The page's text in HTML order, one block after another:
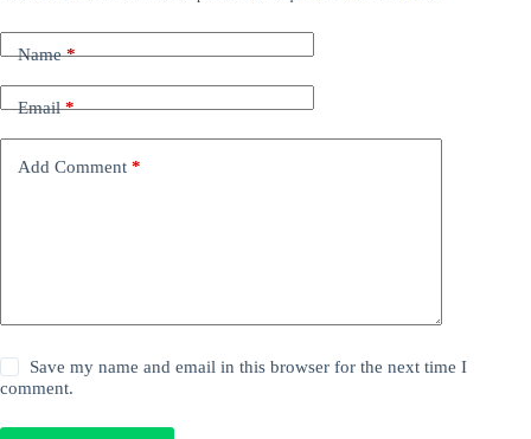
Name*
Email*
Add Comment *
Save my name and email in this browser for the next time I
comment.